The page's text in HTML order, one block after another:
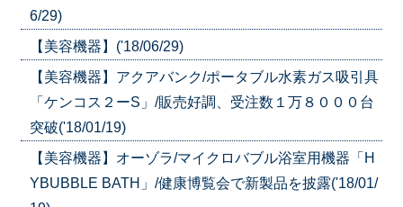
6/29)
【美容機器】('18/06/29)
【美容機器】アクアバンク/ポータブル水素ガス吸引具
「ケンコス２ーS」/販売好調、受注数１万８０００台
突破('18/01/19)
【美容機器】オーゾラ/マイクロバブル浴室用機器「H
YBUBBLE BATH」/健康博覧会で新製品を披露('18/01/